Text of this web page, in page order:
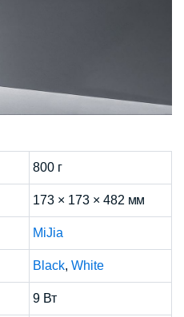
800 г
173 × 173 × 482 мм
MiJia
Black, White
9 Вт